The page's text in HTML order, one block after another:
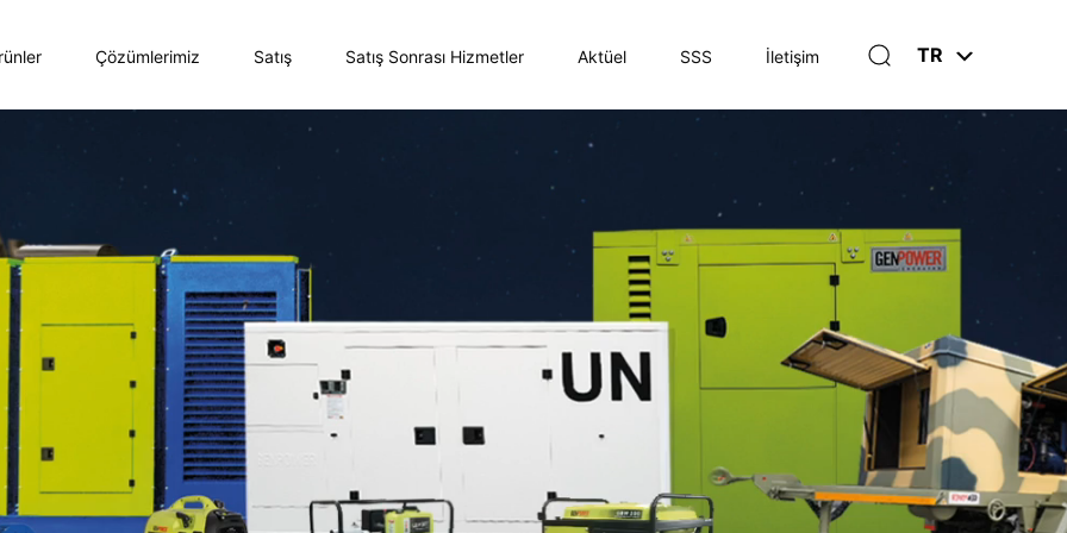
Çözümlerimiz Satış Satış Sonrası Hizmetler Aktüel SSS İletişim TR